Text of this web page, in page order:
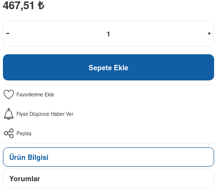
467,51 ₺
Sepete Ekle
Fiyatı Düşünce Haber Ver
Paylaş
Ürün Bilgisi
Yorumlar